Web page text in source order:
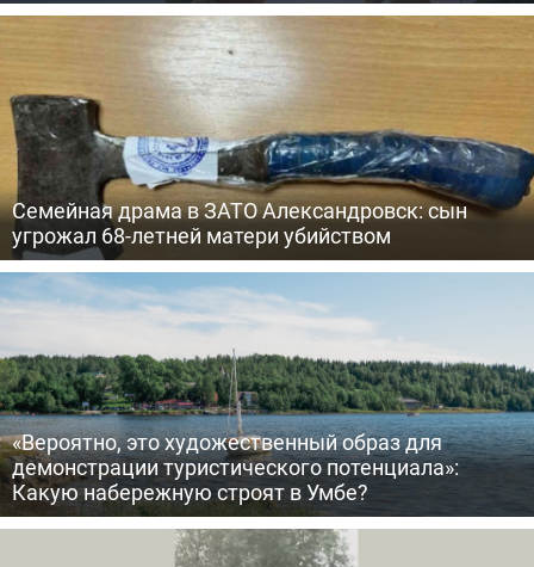
Семейная драма в ЗАТО Александровск: сын
угрожал 68-летней матери убийством
«Вероятно, это художественный образ для
демонстрации туристического потенциала»:
Какую набережную строят в Умбе?